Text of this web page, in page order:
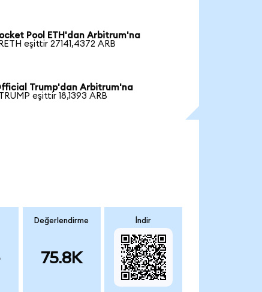
Pool ETH'dan Arbitrum'na
eşittir 27141,4372 ARB
Trump'dan Arbitrum'na
eşittir 18,1393 ARB
Değerlendirme
75.8K
İndir